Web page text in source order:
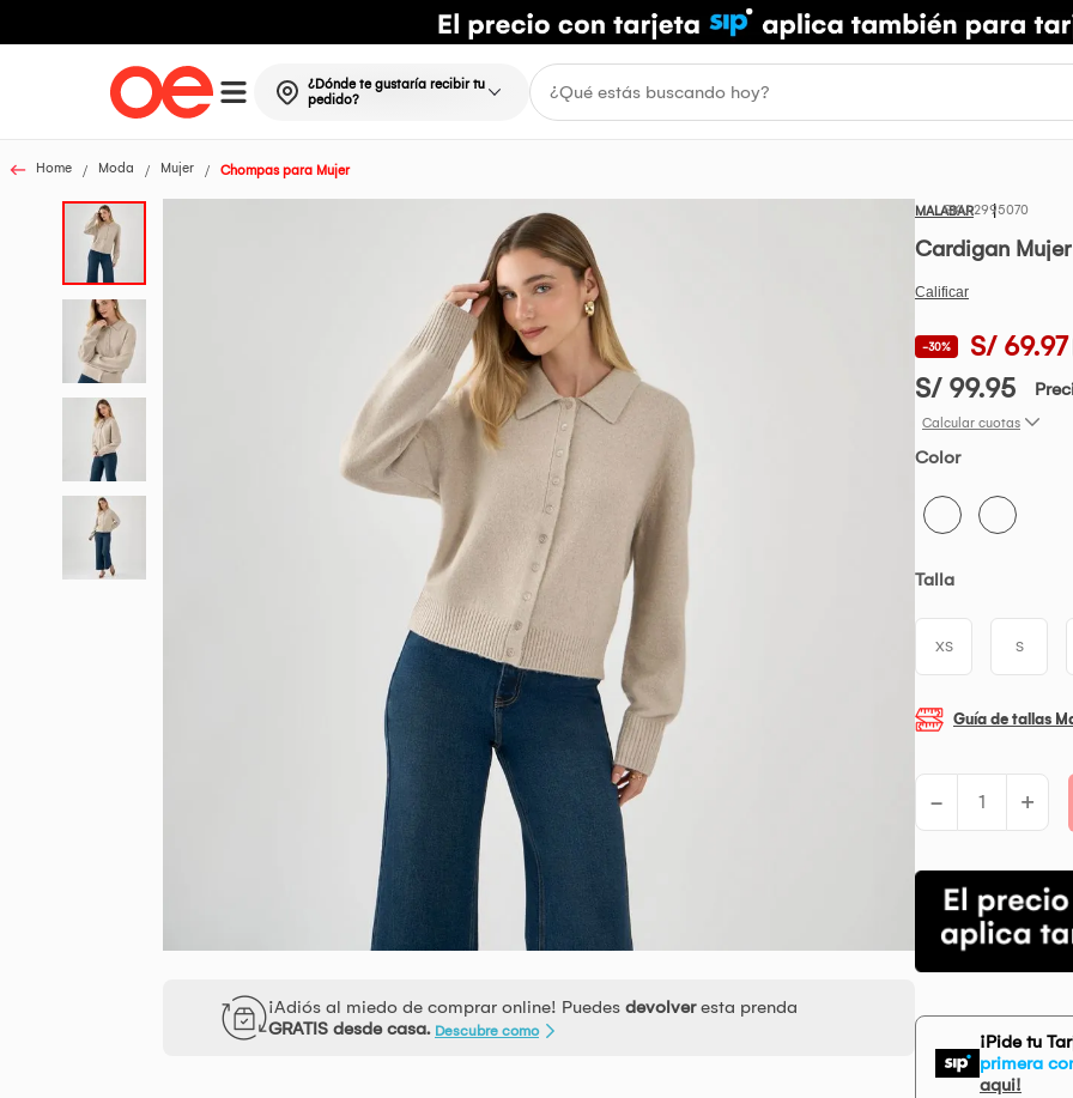
¿Dónde te gustaría recibir tu
pedido?
Home Moda Mujer Chompas para Mujer
¡Adiós al miedo de comprar online! Puedes devolveresta prenda
GRATIS desde casa. Descubre como
MALABAR2995070
Cardigan
-30%
S/ 69.97
S/ 99.95
Calcular cuotas
Color
Talla
XS S
Guía de tallas
- +
¡Pide tu
primera
aqui!